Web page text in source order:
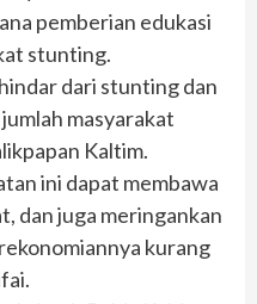
pemberian edukasi
stunting.
dari stunting dan
masyarakat
Kaltim.
ini dapat membawa
dan juga meringankan
kurang